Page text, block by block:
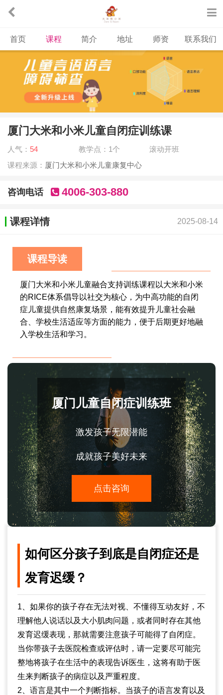
首页 课程 简介 地址 师资 联系我们
厦门大米和小米儿童自闭症训练课
人气： 54 教学点：1个
滚动开班
课程来源： 厦门大米和小米儿童康复中心
咨询电话 4006-303-880
课程详情 2025-08-14
课程导读
厦门大米和小米儿童融合支持训练课程以大米和小米
的RICE体系倡导以社交为核心，为中高功能的自闭
症儿童提供自然康复场景，能有效提升儿童社会融
合、学校生活适应等方面的能力，便于后期更好地融
入学校生活和学习。
厦门儿童自闭症训练班
激发孩子无限潜能
成就孩子美好未来
点击咨询
如何区分孩子到底是自闭症还是
发育迟缓？
1、如果你的孩子存在无法对视、不懂得互动友好，不
理解他人说话以及大小肌肉问题，或者同时存在其他
发育迟缓表现，那就需要注意孩子可能得了自闭症。
当你带孩子去医院检查或评估时，请一定要尽可能完
整地将孩子在生活中的表现告诉医生，这将有助于医
生来判断孩子的病症以及严重程度。
2、语言是其中一个判断指标。当孩子的语言发育以及